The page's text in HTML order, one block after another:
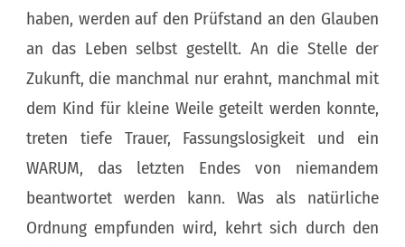
haben, werden auf den Prüfstand an den Glauben
an das Leben selbst gestellt. An die Stelle der
Zukunft, die manchmal nur erahnt, manchmal mit
dem Kind für kleine Weile geteilt werden konnte,
treten tiefe Trauer, Fassungslosigkeit und ein
WARUM, das letzten Endes von niemandem
beantwortet werden kann. Was als natürliche
Ordnung empfunden wird, kehrt sich durch den